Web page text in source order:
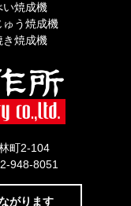
い焼成機
ゅう焼成機
き焼成機
町2-104
948-8051
がります